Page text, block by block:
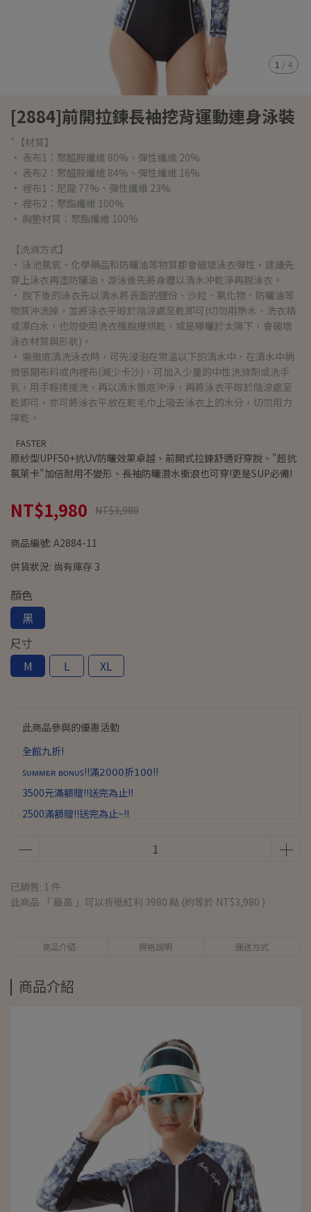
1 / 4
[2884]前開拉鍊長袖挖背運動連身泳裝
"【材質】
• 表布1：聚醯胺纖維 80%、彈性纖維 20%
• 表布2：聚醯胺纖維 84%、彈性纖維 16%
• 裡布1：尼龍 77%、彈性纖維 23%
• 裡布2：聚酯纖維 100%
• 胸墊材質：聚酯纖維 100%
【洗滌方式】
• 泳池氯氣、化學藥品和防曬油等物質都會破壞泳衣彈性，建議先
穿上泳衣再塗防曬油，游泳後先將身體以清水沖乾淨再脫泳衣。
• 脫下後的泳衣先以清水將表面的鹽份、沙粒、氯化物、防曬油等
物質沖洗掉，並將泳衣平晾於陰涼處至乾即可(切勿用熱水、洗衣精
或漂白水，也勿使用洗衣機脫攪烘乾，或是曝曬於太陽下，會破壞
泳衣材質與形狀)。
• 需徹底清洗泳衣時，可先浸泡在常溫以下的清水中，在清水中稍
微張開布料或內裡布(減少卡沙)，可加入少量的中性洗滌劑或洗手
乳，用手輕揉搓洗，再以清水徹底沖淨，再將泳衣平晾於陰涼處至
乾即可，亦可將泳衣平放在乾毛巾上吸去泳衣上的水分，切勿用力
擰乾。
FASTER
原紗型UPF50+抗UV防曬效果卓越、前開式拉鍊舒適好穿脫、"超抗
氯萊卡"加倍耐用不變形、長袖防曬潛水衝浪也可穿!更是SUP必備!
NT$1,980 NT$3,980
商品編號: A2884-11
供貨狀況: 尚有庫存 3
顏色
黑
尺寸
M
L XL
此商品參與的優惠活動
全館九折!
ꜱᴜᴍᴍᴇʀ ʙᴏɴᴜꜱ!!滿𝟤𝟢𝟢𝟢折𝟣𝟢𝟢!!
3500元滿額贈!!送完為止!!
2500滿額贈!!送完為止~!!
已銷售: 1 件
此商品 「 最高 」可以折抵紅利 3980 點 (約等於 NT$3,980 )
商品介紹 規格說明 運送方式
商品介紹